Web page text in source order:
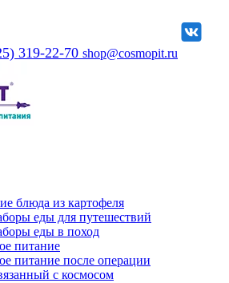
319-22-70 shop@cosmopit.ru
блюда из картофеля
еды для путешествий
еды в поход
питание
питание после операции
с космосом